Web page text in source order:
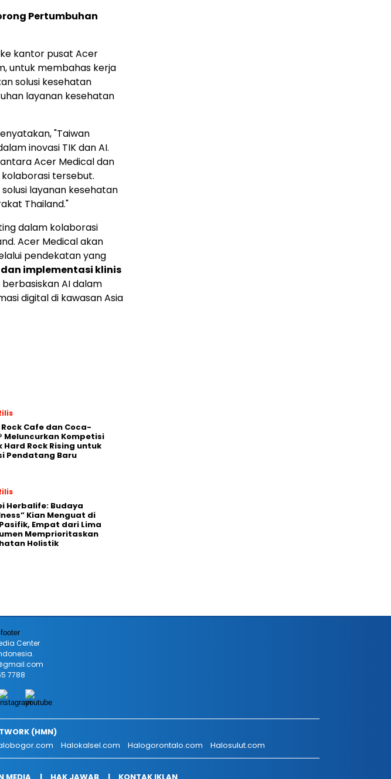
Pertumbuhan
ke kantor pusat Acer
untuk membahas kerja
solusi kesehatan
layanan kesehatan
"Taiwan
inovasi TIK dan AI.
Acer Medical dan
tersebut.
layanan kesehatan
Thailand."
dalam kolaborasi
Acer Medical akan
pendekatan yang
implementasi klinis
AI dalam
digital di kawasan Asia
Cafe dan Coca-
Meluncurkan Kompetisi
Hard Rock Rising untuk
Pendatang Baru
Herbalife: Budaya
Kian Menguat di
Empat dari Lima
Memprioritaskan
Holistik
Center
7788
(HMN)
Halokalsel.com Halogorontalo.com Halosulut.com